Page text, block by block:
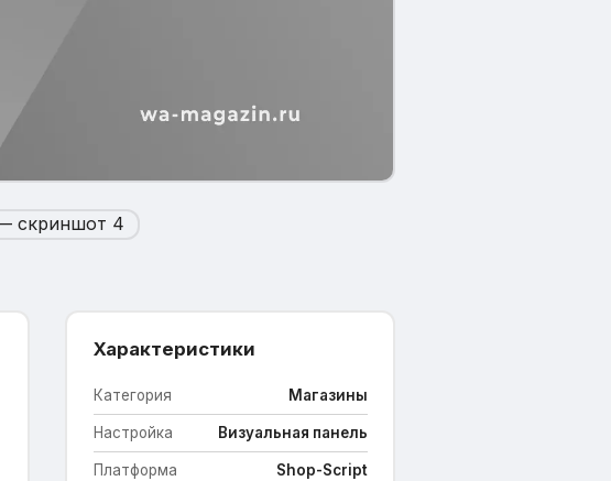
Характеристики
Категория Магазины
Настройка Визуальная панель
Платформа Shop-Script